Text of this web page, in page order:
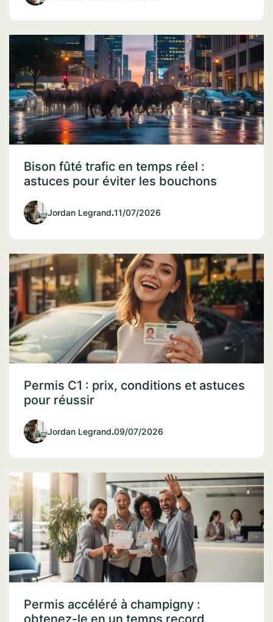
Bison fûté trafic en temps réel :
astuces pour éviter les bouchons
Jordan Legrand.11/07/2026
Permis C1 : prix, conditions et astuces
pour réussir
Jordan Legrand.09/07/2026
Permis accéléré à champigny :